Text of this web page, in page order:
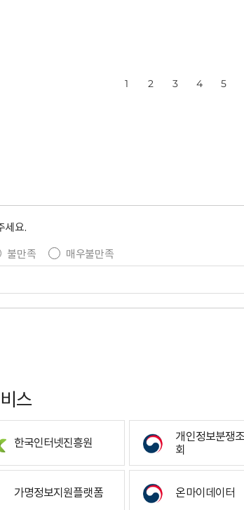
1 2 3 4 5
세요.
불만족
매우불만족
스
한국인터넷진흥원
개인정보분쟁
회
가명정보지원플랫폼 온마이데이터